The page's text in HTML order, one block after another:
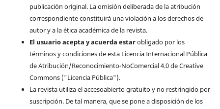
publicación original. La omisión deliberada de la atribución
correspondiente constituirá una violación a los derechos de
autor y a la ética académica de la revista.
El usuario acepta y acuerda estarobligado por los
términos y condiciones de esta Licencia Internacional Pública
de Atribución/Reconocimiento-NoComercial 4.0 de Creative
Commons ("Licencia Pública").
La revista utiliza el accesoabierto gratuito y no restringido por
suscripción. De tal manera, que se pone a disposición de los